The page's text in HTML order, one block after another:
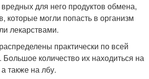
для него продуктов обмена,
которые могли попасть в организм
лекарствами.
практически по всей
Большое количество их находиться на
также на лбу.